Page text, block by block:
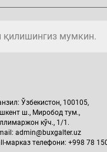
қилишингиз мумкин.
Ўзбекистон, 100105,
ш., Миробод тум.,
кўч., 1/1.
admin@buxgalter.uz
марказ телефони: +998 78